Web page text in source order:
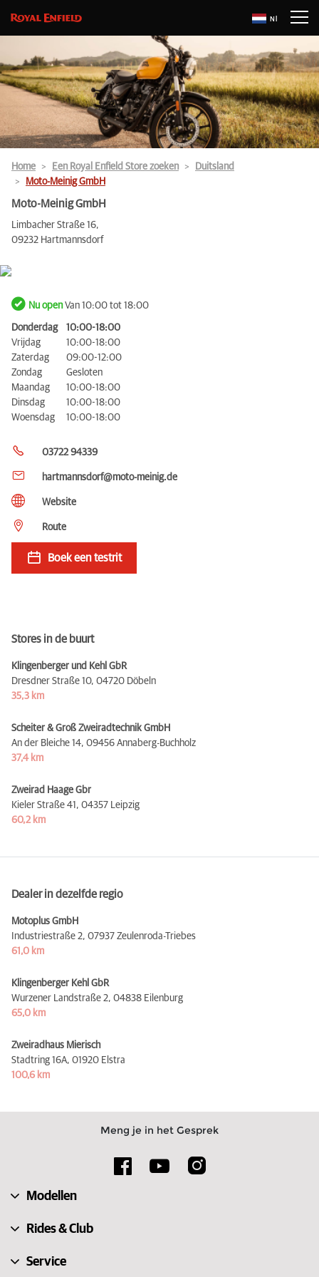
Nl
Home Een Royal Enfield Store zoeken
Duitsland
Moto-Meinig GmbH
Moto-Meinig GmbH
Limbacher Straße 16,
09232 Hartmannsdorf
Nu openVan 10:00 tot 18:00
Donderdag
10:00-18:00
Vrijdag
10:00-18:00
Zaterdag
09:00-12:00
Zondag
Gesloten
Maandag
10:00-18:00
Dinsdag
10:00-18:00
Woensdag
10:00-18:00
03722 94339
hartmannsdorf@moto-meinig.de
Website
Route
Boek een testrit
Stores in de buurt
Klingenberger und Kehl GbR
Dresdner Straße 10, 04720 Döbeln
35,3 km
Scheiter & Groß Zweiradtechnik GmbH
An der Bleiche 14, 09456 Annaberg-Buchholz
37,4 km
Zweirad Haage Gbr
Kieler Straße 41, 04357 Leipzig
60,2 km
Dealer in dezelfde regio
Motoplus GmbH
Industriestraße 2, 07937 Zeulenroda-Triebes
61,0 km
Klingenberger Kehl GbR
Wurzener Landstraße 2, 04838 Eilenburg
65,0 km
Zweiradhaus Mierisch
Stadtring 16A, 01920 Elstra
100,6 km
Meng je in het Gesprek
Modellen
Rides & Club
Service